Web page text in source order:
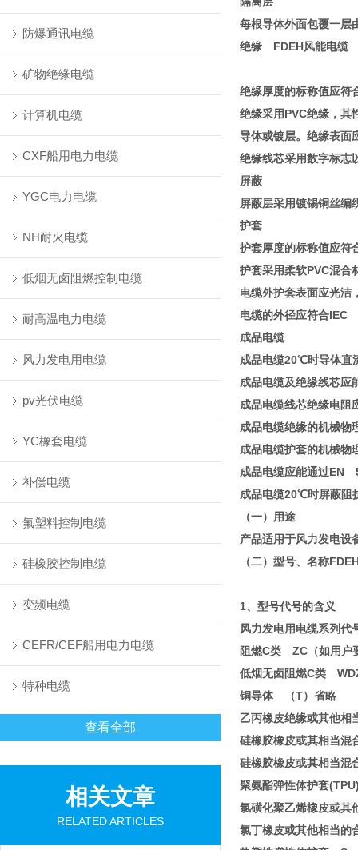
防爆通讯电缆
矿物绝缘电缆
计算机电缆
CXF船用电力电缆
YGC电力电缆
NH耐火电缆
低烟无卤阻燃控制电缆
耐高温电力电缆
风力发电用电缆
pv光伏电缆
YC橡套电缆
补偿电缆
氟塑料控制电缆
硅橡胶控制电缆
变频电缆
CEFR/CEF船用电力电缆
特种电缆
查看全部
相关文章
RELATED ARTICLES
每根导体外面包覆一
绝缘 FDEH风能电缆
绝缘厚度的标称值应
绝缘采用PVC绝缘，
导体或镀层。绝缘表
绝缘线芯采用数字标
屏蔽
屏蔽层采用镀锡铜丝
护套
护套厚度的标称值应
护套采用柔软PVC混
电缆外护套表面应光
电缆的外径应符合
成品电缆
成品电缆20℃时导体
成品电缆及绝缘线芯
成品电缆线芯绝缘电
成品电缆绝缘的机械
成品电缆护套的机械
成品电缆应能通过
成品电缆20℃时屏蔽阻
（一）用途
产品适用于风力发电设
（二）型号、名称
1、型号代号的含义
风力发电用电缆系列
阻燃C类 ZC（如用户
低烟无卤阻燃C类
铜导体 （T）省略
乙丙橡皮绝缘或其他
硅橡胶橡皮或其相当
硅橡胶橡皮或其相当
聚氨酯弹性体护套
氯磺化聚乙烯橡皮或
氯丁橡皮或其他相当